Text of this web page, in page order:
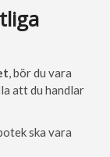
, bör du vara
att du handlar
ska vara